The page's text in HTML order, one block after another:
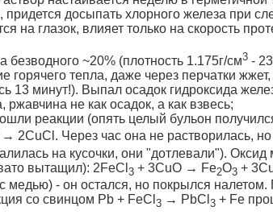
придется досыпать хлорного железа при
на глазок, влияет только на скорость
~20% (плотность 1.175г/см3-
тепла, даже через перчатки
13 минут!). Выпал осадок гидроксида
ржавчина не как осадок, а как взвесь;
реакции (опять целый бульон
2CuCl. Через час она не растворилась,
на кусочки, они "дотлевали").
вытащил): 2FeCl 3+ 3CuO → Fe2O3+
- он остался, но покрылся налетом.
со свинцом Pb + FeCl 3→ PbCl 3+ Fe